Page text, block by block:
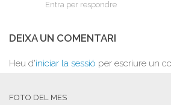
Entra per respondre
DEIXA UN COMENTARI
Heu d'iniciar la sessió per escriure un
FOTO DEL MES